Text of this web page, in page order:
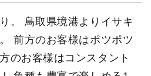
。 鳥取県境港よりイサキ
前方のお客様はポツポツ
のお客様はコンスタント